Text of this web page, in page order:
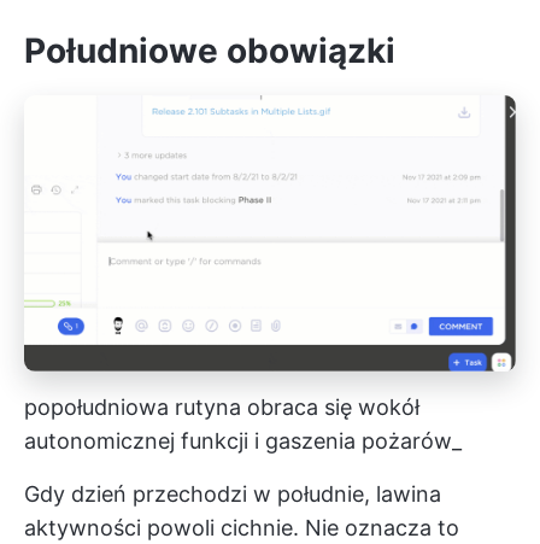
Południowe obowiązki
popołudniowa rutyna obraca się wokół
autonomicznej funkcji i gaszenia pożarów_
Gdy dzień przechodzi w południe, lawina
aktywności powoli cichnie. Nie oznacza to